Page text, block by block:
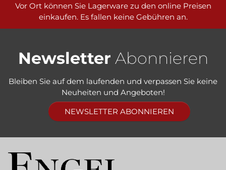
Vor Ort können Sie Lagerware zu den online Preisen
einkaufen. Es fallen keine Gebühren an.
Newsletter Abonnieren
Bleiben Sie auf dem laufenden und verpassen Sie keine
Neuheiten und Angeboten!
NEWSLETTER ABONNIEREN